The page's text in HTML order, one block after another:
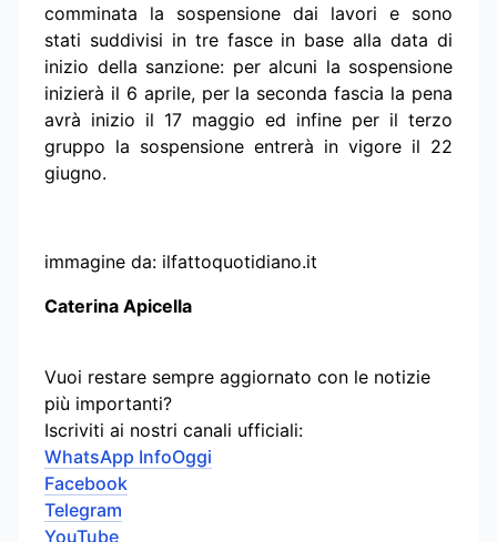
comminata la sospensione dai lavori e sono
stati suddivisi in tre fasce in base alla data di
inizio della sanzione: per alcuni la sospensione
inizierà il 6 aprile, per la seconda fascia la pena
avrà inizio il 17 maggio ed infine per il terzo
gruppo la sospensione entrerà in vigore il 22
giugno.
immagine da: ilfattoquotidiano.it
Caterina Apicella
Vuoi restare sempre aggiornato con le notizie
più importanti?
Iscriviti ai nostri canali ufficiali:
WhatsApp InfoOggi
Facebook
Telegram
YouTube